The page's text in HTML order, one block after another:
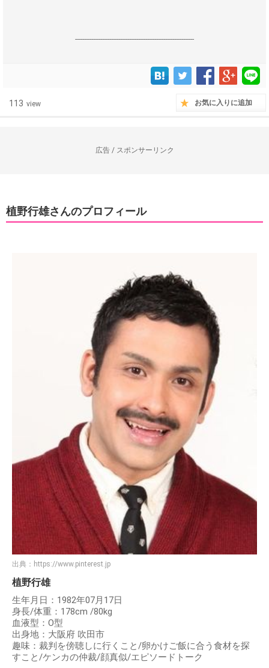
------------------------------------------------------------------
113 view お気に入りに追加
広告 / スポンサーリンク
植野行雄さんのプロフィール
出典： https://www.pinterest.jp
植野行雄
生年月日：1982年07月17日
身長/体重：178cm /80kg
血液型：O型
出身地：大阪府 吹田市
趣味：裁判を傍聴しに行くこと/卵かけご飯に合う食材を探
すこと/ケンカの仲裁/顔真似/エピソードトーク